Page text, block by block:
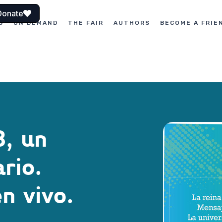
ON DEMAND THE FAIR AUTHORS BECOME A
u​n
vivo.